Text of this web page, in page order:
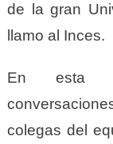
de la gran
llamo al Inces.
En esta
colegas del